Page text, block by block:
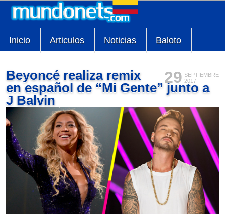
Inicio Articulos Noticias Baloto
29 SEPTIEMBRE
2017
Beyoncé realiza remix
en español de “Mi Gente” junto a
J Balvin